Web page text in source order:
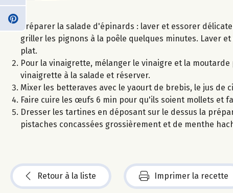
Préparer la salade d'épinards : laver et essorer
griller les pignons à la poêle quelques minutes. Laver
plat.
Pour la vinaigrette, mélanger le vinaigre et la
vinaigrette à la salade et réserver.
Mixer les betteraves avec le yaourt de brebis, le jus de
Faire cuire les œufs 6 min pour qu'ils soient mollets et
Dresser les tartines en déposant sur le dessus la
pistaches concassées grossièrement et de menthe
Retour à la liste Imprimer la recette